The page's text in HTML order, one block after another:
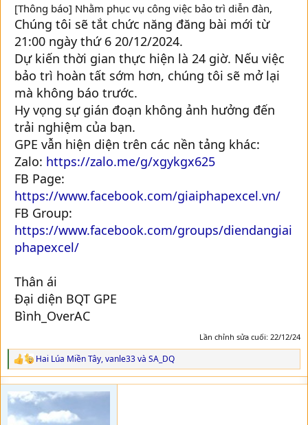
[Thông báo] Nhằm phục vụ công việc bảo trì diễn đàn,
Chúng tôi sẽ tắt chức năng đăng bài mới từ
21:00 ngày thứ 6 20/12/2024.
Dự kiến thời gian thực hiện là 24 giờ. Nếu việc
bảo trì hoàn tất sớm hơn, chúng tôi sẽ mở lại
mà không báo trước.
Hy vọng sự gián đoạn không ảnh hưởng đến
trải nghiệm của bạn.
GPE vẫn hiện diện trên các nền tảng khác:
Zalo: https://zalo.me/g/xgykgx625
FB Page:
https://www.facebook.com/giaiphapexcel.vn/
FB Group:
https://www.facebook.com/groups/diendangiai
phapexcel/
Thân ái
Đại diện BQT GPE
Bình_OverAC
Lần chỉnh sửa cuối: 22/12/24
R
e
a
c
t
i
Hai Lúa Miền Tây,vanle33và SA_DQ